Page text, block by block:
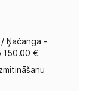
Ņačanga -
150.00 €